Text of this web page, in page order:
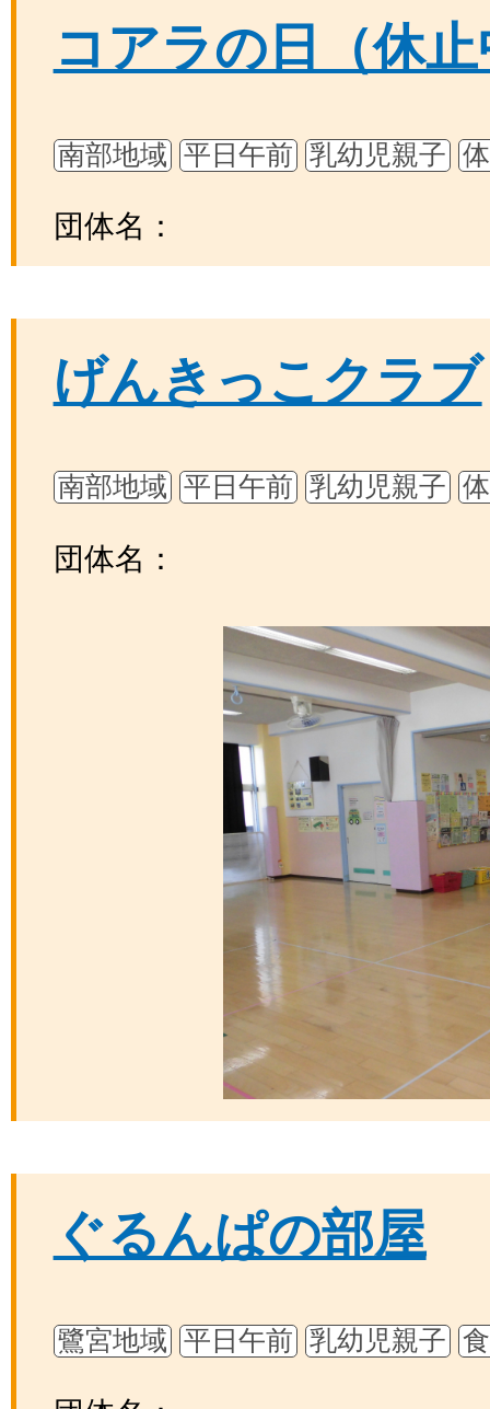
コアラの日（休
南部地域 平日午前 乳幼児親子
団体名：
げんきっこクラブ
南部地域 平日午前 乳幼児親子
団体名：
ぐるんぱの部屋
鷺宮地域 平日午前 乳幼児親子